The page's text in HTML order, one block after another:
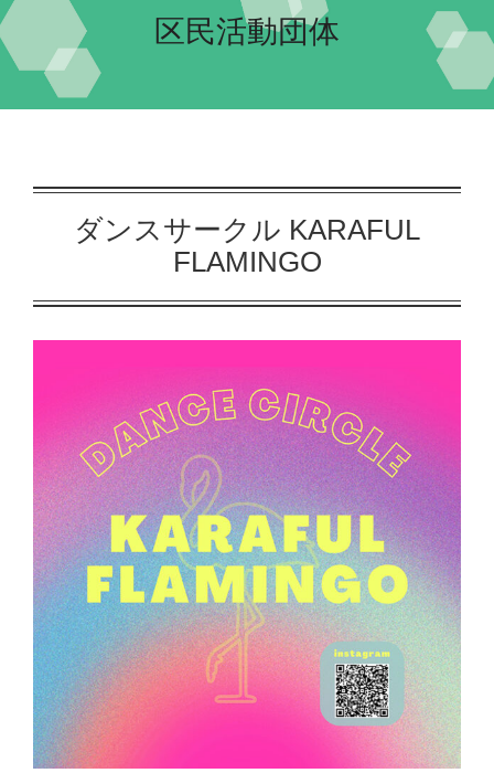
イベント
区民活動団体
ダンスサークル KARAFUL
FLAMINGO